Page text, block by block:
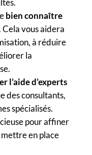
bien connaître
vous aidera
à réduire
la
l’aide d’experts
des consultants,
spécialisés.
pour affiner
en place